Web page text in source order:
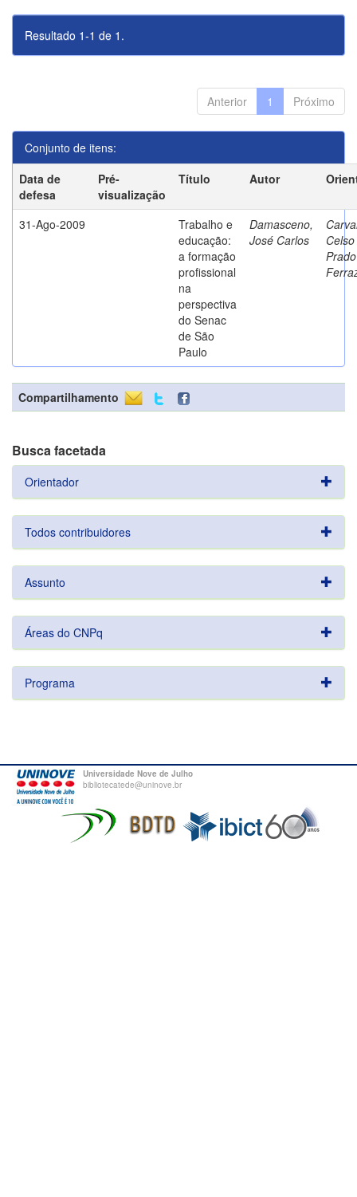
Resultado 1-1 de 1.
Anterior 1 Próximo
Conjunto de itens:
Data de
defesa
Pré-
visualização
Título Autor
31-Ago-2009
Trabalho e
educação:
a formação
profissional
na
perspectiva
do Senac
de São
Paulo
Damasceno,
José Carlos
Prado
Compartilhamento
Busca facetada
Orientador
Todos contribuidores
Assunto
Áreas do CNPq
Programa
Universidade Nove de Julho
bibliotecatede@uninove.br